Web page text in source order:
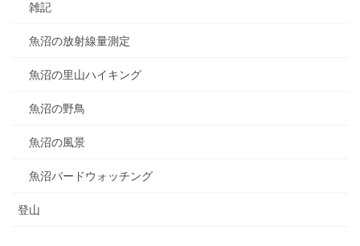
雑記
魚沼の放射線量測定
魚沼の里山ハイキング
魚沼の野鳥
魚沼の風景
魚沼バードウォッチング
登山